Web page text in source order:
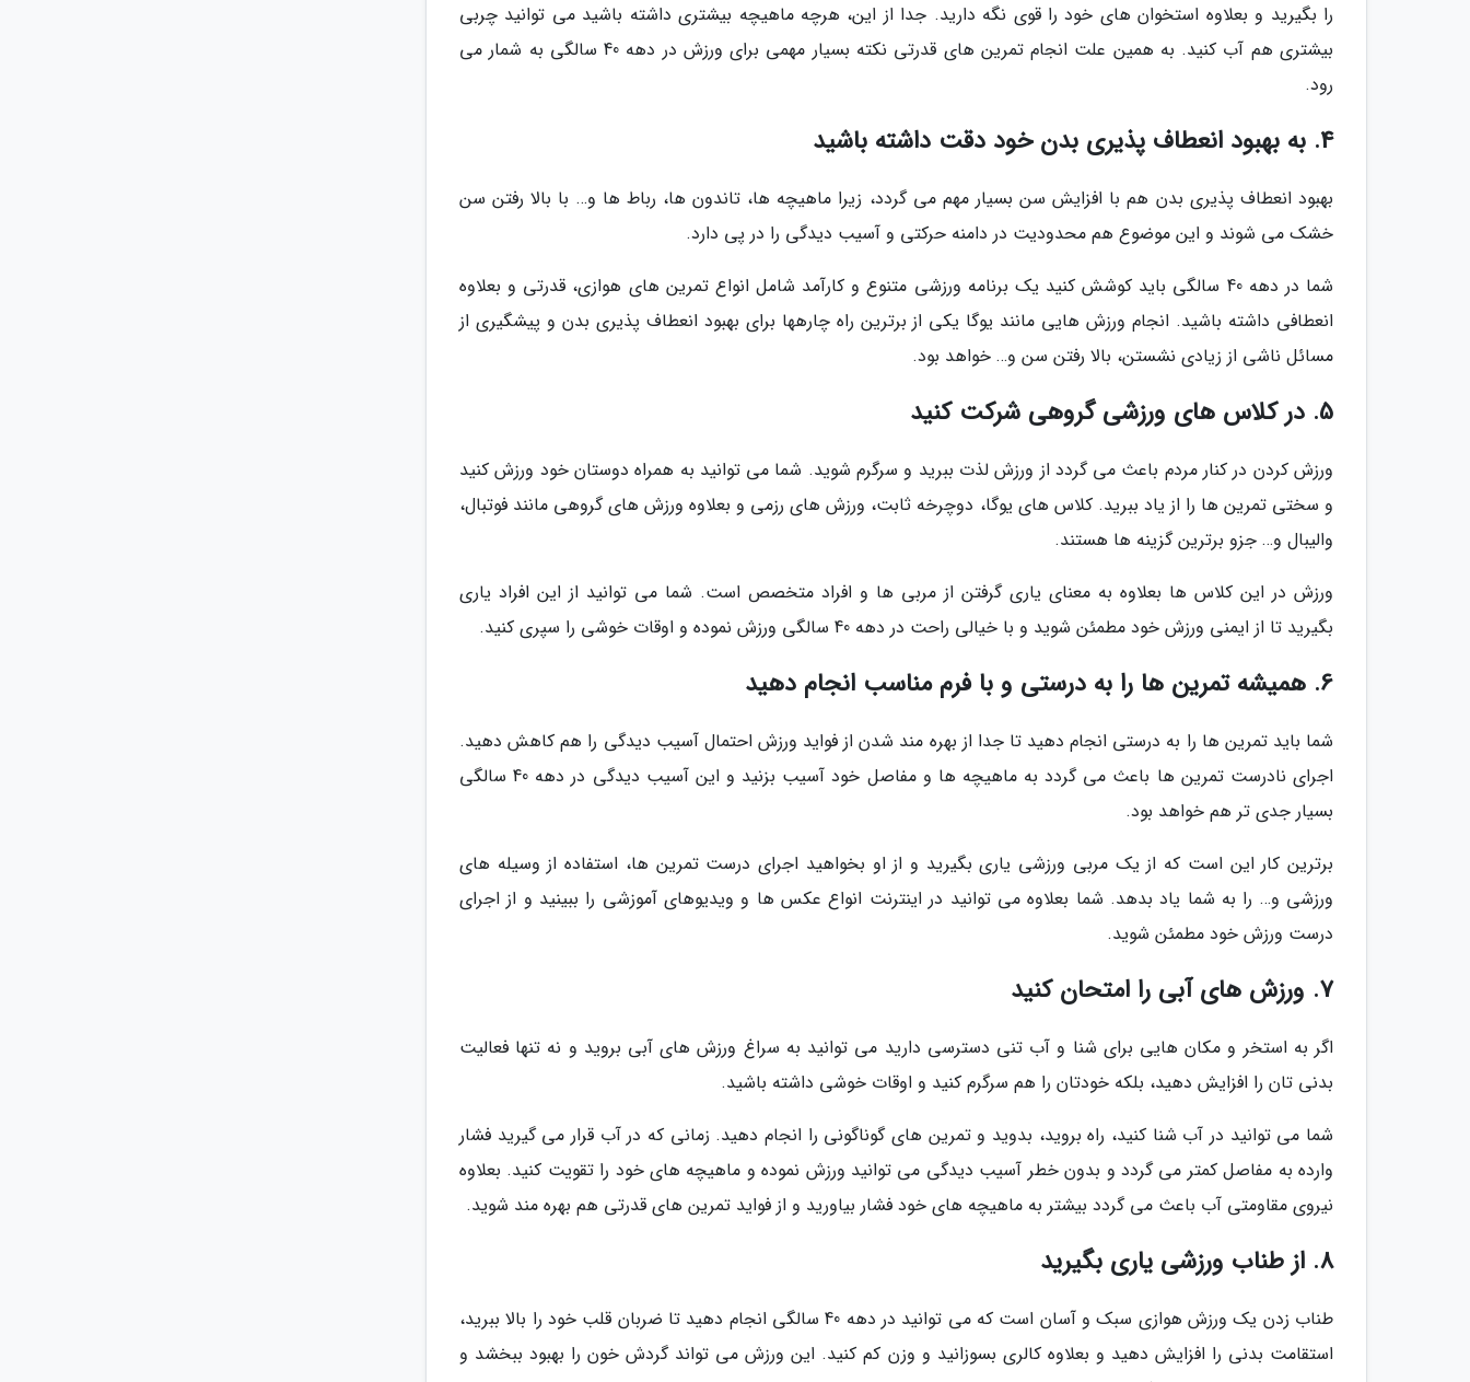
را بگیرید و بعلاوه استخوان های خود را قوی نگه دارید. جدا از این، هرچه ماهیچه بیشتری داشته باشید می توانید چربی
بیشتری هم آب کنید. به همین علت انجام تمرین های قدرتی نکته بسیار مهمی برای ورزش در دهه 40 سالگی به شمار می
رود.
4. به بهبود انعطاف پذیری بدن خود دقت داشته باشید
بهبود انعطاف پذیری بدن هم با افزایش سن بسیار مهم می گردد، زیرا ماهیچه ها، تاندون ها، رباط ها و… با بالا رفتن سن
خشک می شوند و این موضوع هم محدودیت در دامنه حرکتی و آسیب دیدگی را در پی دارد.
شما در دهه 40 سالگی باید کوشش کنید یک برنامه ورزشی متنوع و کارآمد شامل انواع تمرین های هوازی، قدرتی و بعلاوه
انعطافی داشته باشید. انجام ورزش هایی مانند یوگا یکی از برترین راه چارهها برای بهبود انعطاف پذیری بدن و پیشگیری از
مسائل ناشی از زیادی نشستن، بالا رفتن سن و… خواهد بود.
5. در کلاس های ورزشی گروهی شرکت کنید
ورزش کردن در کنار مردم باعث می گردد از ورزش لذت ببرید و سرگرم شوید. شما می توانید به همراه دوستان خود ورزش کنید
و سختی تمرین ها را از یاد ببرید. کلاس های یوگا، دوچرخه ثابت، ورزش های رزمی و بعلاوه ورزش های گروهی مانند فوتبال،
والیبال و… جزو برترین گزینه ها هستند.
ورزش در این کلاس ها بعلاوه به معنای یاری گرفتن از مربی ها و افراد متخصص است. شما می توانید از این افراد یاری
بگیرید تا از ایمنی ورزش خود مطمئن شوید و با خیالی راحت در دهه 40 سالگی ورزش نموده و اوقات خوشی را سپری کنید.
6. همیشه تمرین ها را به درستی و با فرم مناسب انجام دهید
شما باید تمرین ها را به درستی انجام دهید تا جدا از بهره مند شدن از فواید ورزش احتمال آسیب دیدگی را هم کاهش دهید.
اجرای نادرست تمرین ها باعث می گردد به ماهیچه ها و مفاصل خود آسیب بزنید و این آسیب دیدگی در دهه 40 سالگی
بسیار جدی تر هم خواهد بود.
برترین کار این است که از یک مربی ورزشی یاری بگیرید و از او بخواهید اجرای درست تمرین ها، استفاده از وسیله های
ورزشی و… را به شما یاد بدهد. شما بعلاوه می توانید در اینترنت انواع عکس ها و ویدیوهای آموزشی را ببینید و از اجرای
درست ورزش خود مطمئن شوید.
7. ورزش های آبی را امتحان کنید
اگر به استخر و مکان هایی برای شنا و آب تنی دسترسی دارید می توانید به سراغ ورزش های آبی بروید و نه تنها فعالیت
بدنی تان را افزایش دهید، بلکه خودتان را هم سرگرم کنید و اوقات خوشی داشته باشید.
شما می توانید در آب شنا کنید، راه بروید، بدوید و تمرین های گوناگونی را انجام دهید. زمانی که در آب قرار می گیرید فشار
وارده به مفاصل کمتر می گردد و بدون خطر آسیب دیدگی می توانید ورزش نموده و ماهیچه های خود را تقویت کنید. بعلاوه
نیروی مقاومتی آب باعث می گردد بیشتر به ماهیچه های خود فشار بیاورید و از فواید تمرین های قدرتی هم بهره مند شوید.
8. از طناب ورزشی یاری بگیرید
طناب زدن یک ورزش هوازی سبک و آسان است که می توانید در دهه 40 سالگی انجام دهید تا ضربان قلب خود را بالا ببرید،
استقامت بدنی را افزایش دهید و بعلاوه کالری بسوزانید و وزن کم کنید. این ورزش می تواند گردش خون را بهبود ببخشد و